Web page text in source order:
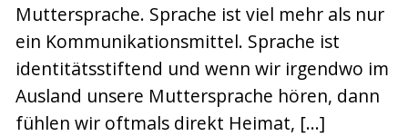
Muttersprache. Sprache ist viel mehr als nur
ein Kommunikationsmittel. Sprache ist
identitätsstiftend und wenn wir irgendwo im
Ausland unsere Muttersprache hören, dann
fühlen wir oftmals direkt Heimat, […]